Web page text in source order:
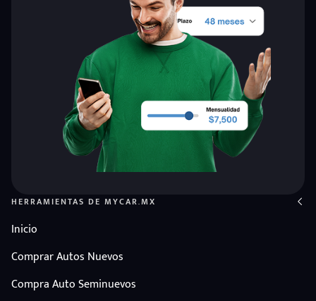
HERRAMIENTAS DE MYCAR.MX
Inicio
Comprar Autos Nuevos
Compra Auto Seminuevos